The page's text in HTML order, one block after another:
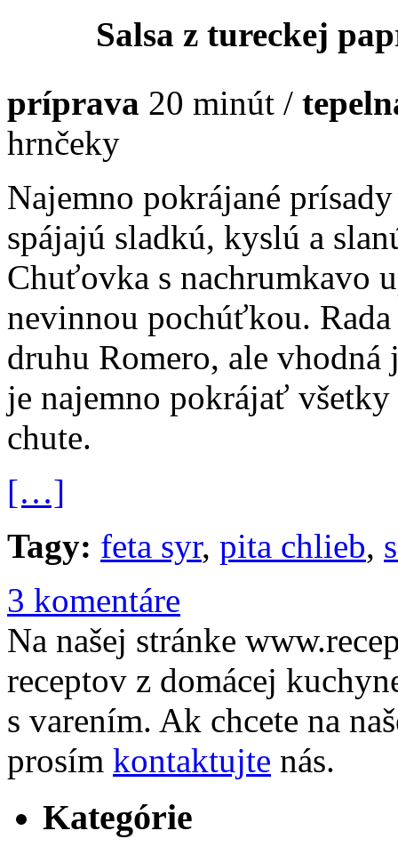
Salsa z tureckej
príprava 20 minút /
hrnčeky
Najemno pokrájané
spájajú sladkú, kyslú a
Chuťovka s nachrumkavo
nevinnou pochúťkou.
druhu Romero, ale
je najemno pokrájať
chute.
[…]
Tagy: feta syr, pita chlieb,
3 komentáre
Na našej stránke
receptov z domácej
s varením. Ak chcete na
prosím kontaktujte nás.
Kategórie